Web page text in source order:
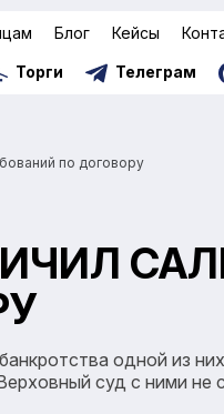
Блог Кейсы
Торги Телеграм
по договору
одной из
суд с ними